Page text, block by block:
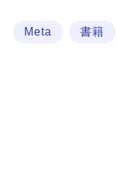
Meta 書籍